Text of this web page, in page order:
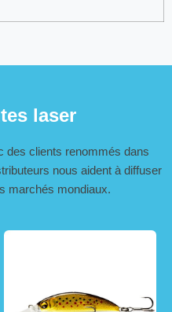
laser
des clients renommés dans
nous aident à diffuser
marchés mondiaux.